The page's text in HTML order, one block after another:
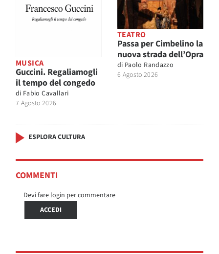
MUSICA
Guccini. Regaliamogli
il tempo del congedo
di Fabio Cavallari
7 Agosto 2026
TEATRO
Passa per Cimbelino la
nuova strada dell’Opra
di Paolo Randazzo
6 Agosto 2026
ESPLORA CULTURA
COMMENTI
Devi fare login per commentare
ACCEDI